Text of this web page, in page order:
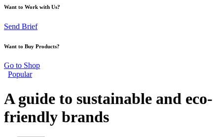
Want to Work with Us?
Send Brief
Want to Buy Products?
Go to Shop
Popular
A guide to sustainable and eco-
friendly brands